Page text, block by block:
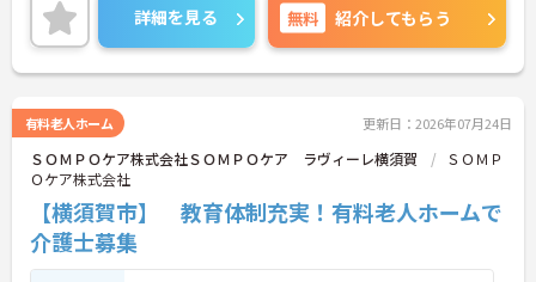
手当や処遇改善手当など各種手当も充実しており、
安定した環境で長く働きたい方におすすめです。
研修制度が充実している職場です
・未経験応募可
・社内研修制度あり
・社外研修制度あり
→ 基礎から知識や技術を身につけながら成長を目指
せます♪
詳細を見る 無料 紹介してもらう
有料老人ホーム 更新日：2026年07月24日
ＳＯＭＰＯケア株式会社ＳＯＭＰＯケア ラヴィーレ横須賀
ＳＯＭＰ
Ｏケア株式会社
【横須賀市】 教育体制充実！有料老人ホームで
介護士募集